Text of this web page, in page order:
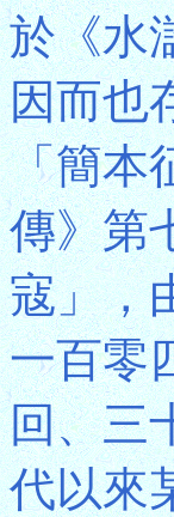
於《水
因而也
「簡本
傳》第
寇」，
一百零
回、三
代以來